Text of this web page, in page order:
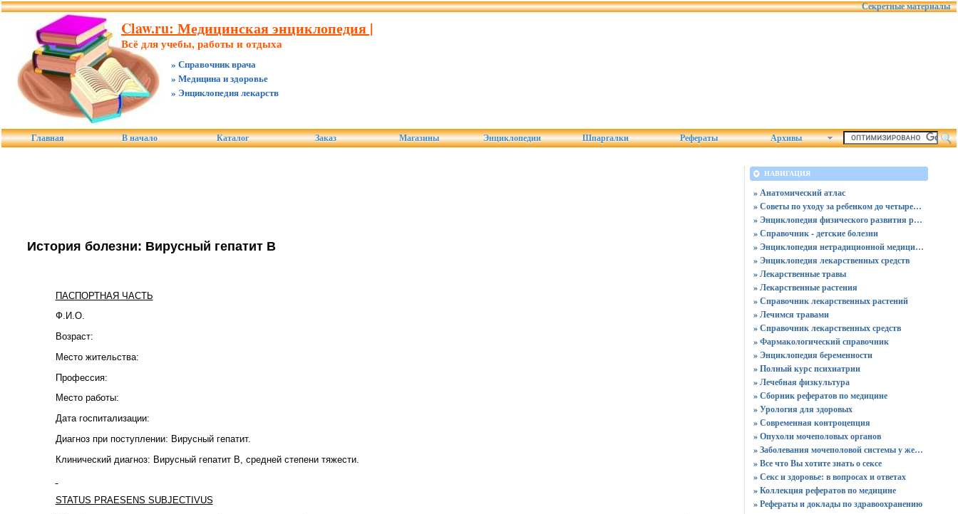
Секретные материалы
Claw.ru: Медицинская энциклопедия |
Всё для учебы, работы и отдыха
» Справочник врача
» Медицина и здоровье
» Энциклопедия лекарств
Главная В начало Каталог Заказ Магазины Энциклопедии Шпаргалки Рефераты Архивы
История болезни: Вирусный гепатит В
ПАСПОРТНАЯ ЧАСТЬ
Ф.И.О.
Возраст:
Место жительства:
Профессия:
Место работы:
Дата госпитализации:
Диагноз при поступлении: Вирусный гепатит.
Клинический диагноз: Вирусный гепатит В, средней степени тяжести.
STATUS PRAESЕNS SUBJECTIVUS
НАВИГАЦИЯ
» Анатомический атлас
» Советы по уходу за ребенком до четырех лет
» Энциклопедия физического развития ребенка
» Справочник - детские болезни
» Энциклопедия нетрадиционной медицины
» Энциклопедия лекарственных средств
» Лекарственные травы
» Лекарственные растения
» Справочник лекарственных растений
» Лечимся травами
» Справочник лекарственных средств
» Фармакологический справочник
» Энциклопедия беременности
» Полный курс психиатрии
» Лечебная физкультура
» Сборник рефератов по медицине
» Урология для здоровых
» Современная контроцепция
» Опухоли мочеполовых органов
» Заболевания мочеполовой системы у женщин
» Все что Вы хотите знать о сексе
» Секс и здоровье: в вопросах и ответах
» Коллекция рефератов по медицине
» Рефераты и доклады по здравоохранению